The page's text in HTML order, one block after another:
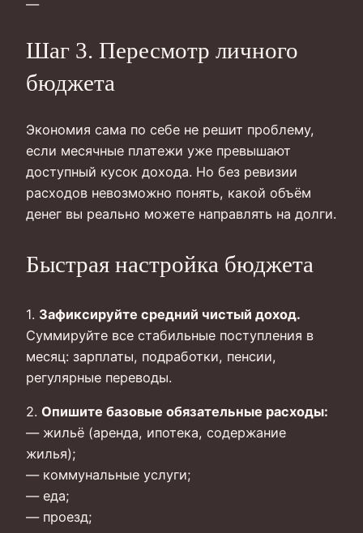
—
Шаг 3. Пересмотр личного
бюджета
Экономия сама по себе не решит проблему,
если месячные платежи уже превышают
доступный кусок дохода. Но без ревизии
расходов невозможно понять, какой объём
денег вы реально можете направлять на долги.
Быстрая настройка бюджета
1. Зафиксируйте средний чистый доход.
Суммируйте все стабильные поступления в
месяц: зарплаты, подработки, пенсии,
регулярные переводы.
2. Опишите базовые обязательные расходы:
— жильё (аренда, ипотека, содержание
жилья);
— коммунальные услуги;
— еда;
— проезд;